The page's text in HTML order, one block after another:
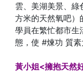
雲、美湖美景、綠
方米的天然氧吧）
學員在繁忙都市生
態，使 #煉功 質素
黃小姐<擁抱天然